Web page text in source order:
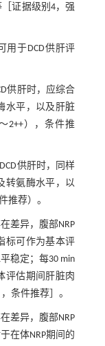
证据级别4，强
用于DCD供肝评
供肝时，应综合
水平，以及肝脏
2++），条件推
供肝时，同样
转氨酶水平，以
推荐）。
差异，腹部NRP
标可作为基本评
稳定；每30 min
评估期间肝脏肉
条件推荐］。
差异，腹部NRP
在体NRP期间的